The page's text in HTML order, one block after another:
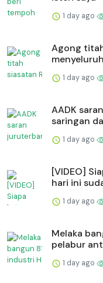
1 day ago
Agong
1 day ago
AADK
saringan
1 day ago
[VIDEO]
hari ini
1 day ago
Melaka
pelabur
1 day ago